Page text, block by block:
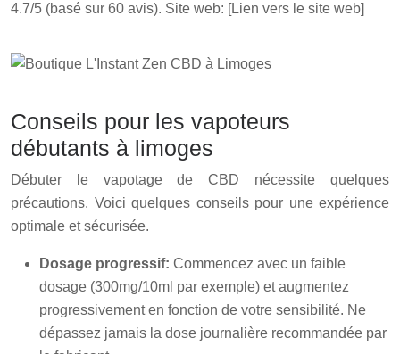
4.7/5 (basé sur 60 avis). Site web: [Lien vers le site web]
Conseils pour les vapoteurs
débutants à limoges
Débuter le vapotage de CBD nécessite quelques
précautions. Voici quelques conseils pour une expérience
optimale et sécurisée.
Dosage progressif: Commencez avec un faible
dosage (300mg/10ml par exemple) et augmentez
progressivement en fonction de votre sensibilité. Ne
dépassez jamais la dose journalière recommandée par